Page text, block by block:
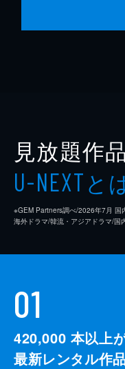
見放題作
U-NEXTと
※GEM Partners調べ/2026年7⽉ 国
海外ドラマ/韓流・アジアドラマ/国
01
420,000 本以上
最新レンタル作